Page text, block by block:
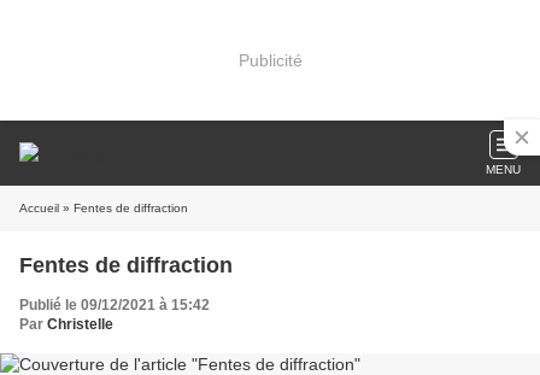
Publicité
MENU
Accueil » Fentes de diffraction
Fentes de diffraction
Publié le 09/12/2021 à 15:42
Par Christelle